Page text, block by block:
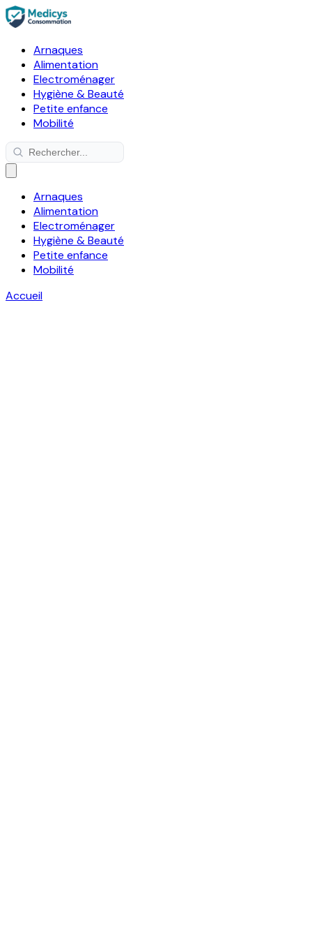
Arnaques
Alimentation
Electroménager
Hygiène & Beauté
Petite enfance
Mobilité
Arnaques
Alimentation
Electroménager
Hygiène & Beauté
Petite enfance
Mobilité
Accueil